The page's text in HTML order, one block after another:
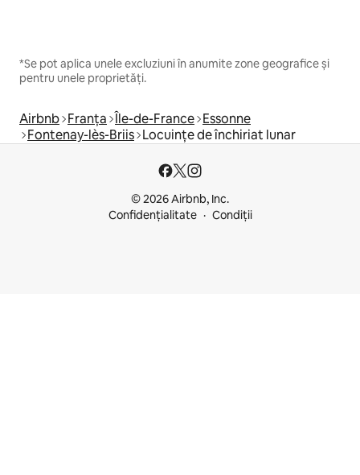
*Se pot aplica unele excluziuni în anumite zone geografice și
pentru unele proprietăți.
Airbnb Franța Île-de-France Essonne
Fontenay-lès-Briis Locuințe de închiriat lunar
© 2026 Airbnb, Inc.
Confidențialitate
Condiții